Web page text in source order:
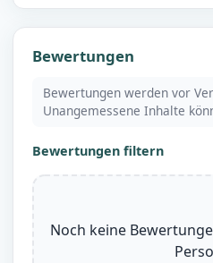
Bewertungen
Bewertungen werden vor
Unangemessene Inhalte
Bewertungen filtern
Noch keine